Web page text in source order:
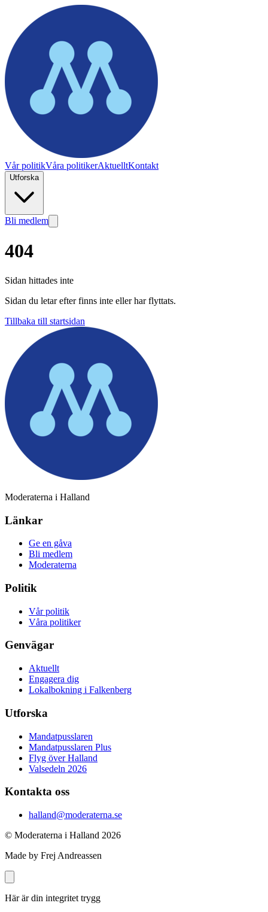
Vår politikVåra politikerAktuelltKontakt
Utforska
Bli medlem
404
Sidan hittades inte
Sidan du letar efter finns inte eller har flyttats.
Tillbaka till startsidan
Moderaterna i Halland
Länkar
Ge en gåva
Bli medlem
Moderaterna
Politik
Vår politik
Våra politiker
Genvägar
Aktuellt
Engagera dig
Lokalbokning i Falkenberg
Utforska
Mandatpusslaren
Mandatpusslaren Plus
Flyg över Halland
Valsedeln 2026
Kontakta oss
halland@moderaterna.se
© Moderaterna i Halland 2026
Made by Frej Andreassen
Här är din integritet trygg